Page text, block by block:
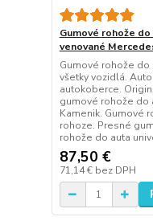
Gumové rohože
venované
Gumové rohože do
všetky vozidlá.
autokoberce.
gumové rohože do
Kamenik. Gumové
rohoze. Presné
rohože do auta
87,50 €
71,14 € bez DPH